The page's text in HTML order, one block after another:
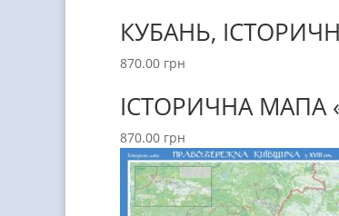
КУБАНЬ,
870.00 грн
ІСТОРИЧНА МАПА
870.00 грн